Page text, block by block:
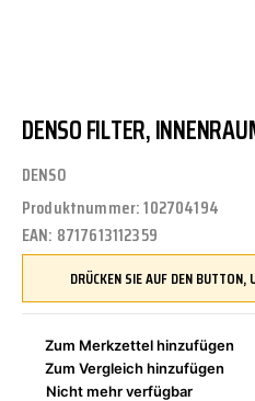
DENSO FILTER,
DENSO
Produktnummer:102704194
EAN: 8717613112359
Zum Merkzettel hinzufügen
Zum Vergleich hinzufügen
Nicht mehr verfügbar